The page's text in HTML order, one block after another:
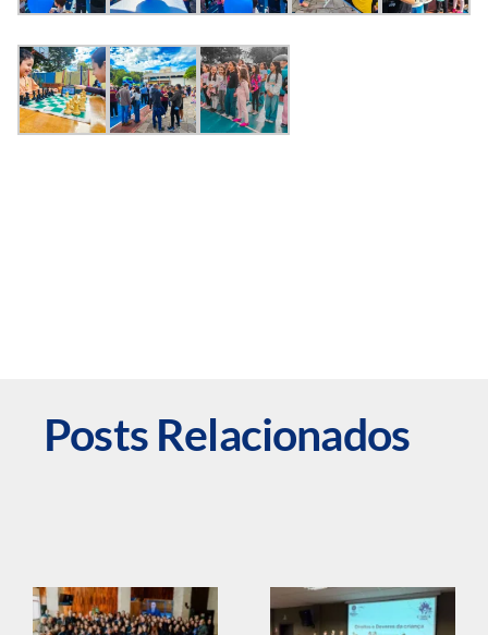
Posts Relacionados